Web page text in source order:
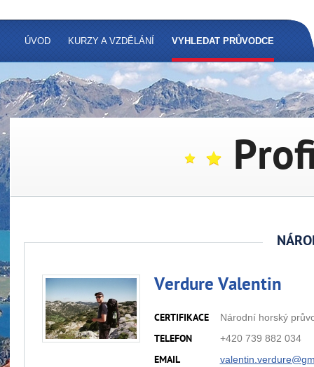
ÚVOD KURZY A VZDĚLÁNÍ VYHLEDAT PRŮVODCE
Verdure Valentin
CERTIFIKACE
Národní horský
TELEFON
+420 739 882 034
EMAIL
valentin.verdure@